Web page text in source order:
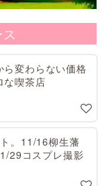
ら変わらない価格
な喫茶店
。11/16柳生藩
29コスプレ撮影